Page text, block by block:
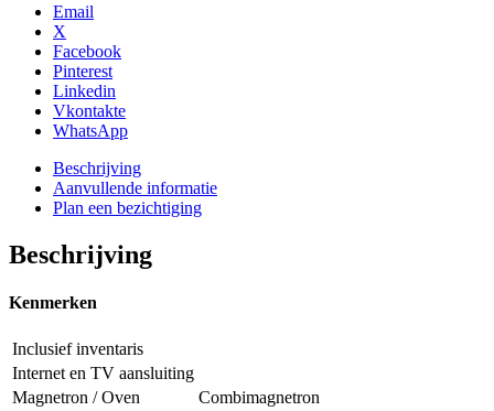
Email
X
Facebook
Pinterest
Linkedin
Vkontakte
WhatsApp
Beschrijving
Aanvullende informatie
Plan een bezichtiging
Beschrijving
Kenmerken
Inclusief inventaris
Internet en TV aansluiting
Magnetron / Oven
Combimagnetron